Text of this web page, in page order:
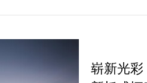
崭新光彩